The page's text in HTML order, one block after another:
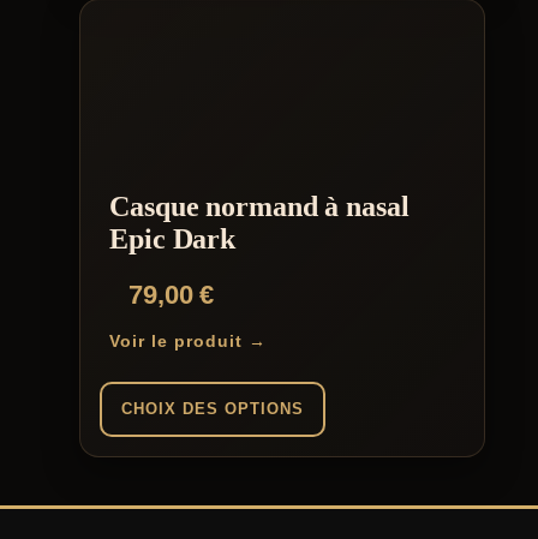
Casque normand à nasal
Epic Dark
79,00€
Voir le produit →
CHOIX DES OPTIONS
a